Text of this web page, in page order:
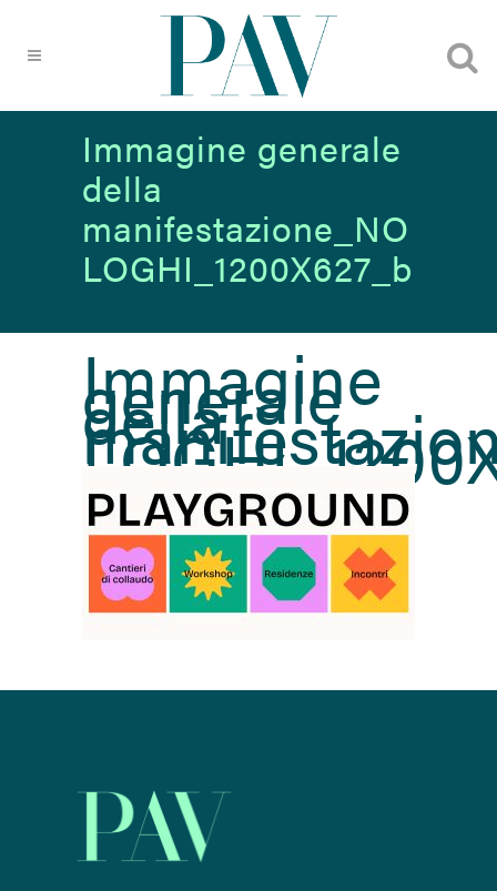
Immagine generale
della
manifestazione_NO
LOGHI_1200X627_b
Immagine
generale
della